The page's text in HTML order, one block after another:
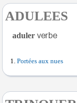
ADULEES
aduler
Portées aux nues